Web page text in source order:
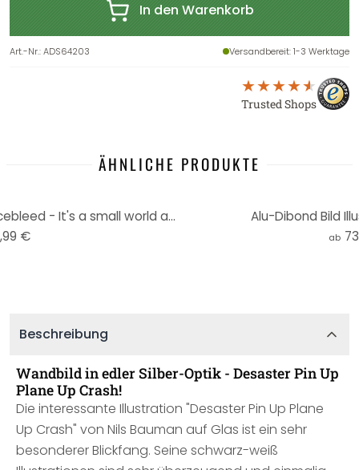
In den Warenkorb
Art.-Nr.:ADS64203 Versandbereit: 1-3 Werktage
Trusted Shops
ÄHNLICHE PRODUKTE
Alu-Dibond mit Silbereffekt Nicebleed - It's a small world after all
€
Alu-Dibond Bild
ab
Beschreibung
Wandbild in edler Silber-Optik - Desaster Pin Up
Plane Up Crash!
Die interessante Illustration "Desaster Pin Up Plane
Up Crash" von Nils Bauman auf Glas ist ein sehr
besonderer Blickfang. Seine schwarz-weiß